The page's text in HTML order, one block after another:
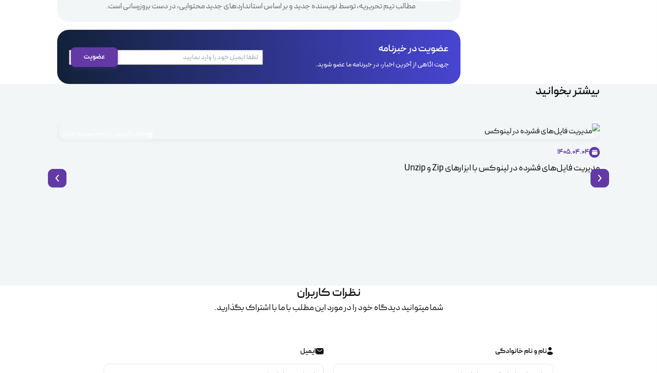
مطالب تیم تحریریه، توسط نویسنده جدید و بر اساس استانداردهای جدید محتوایی، در دست بروزرسانی است.
عضویت در خبرنامه
جهت اگاهی از آخرین اخبار، در خبرنامه ما عضو شوید.
بیشتر بخوانید
1405.04.04
مدیریت فایل‌های فشرده در لینوکس با ابزارهای Zip و Unzip BaaS چیست؟ راهکار نوین توسعه سریع اپلیکیشن با Backend as a Service
نظرات کاربران
شما میتوانید دیدگاه خود را در مورد این مطلب با ما با اشتراک بگذارید.
نام و نام خانوادگی ایمیل